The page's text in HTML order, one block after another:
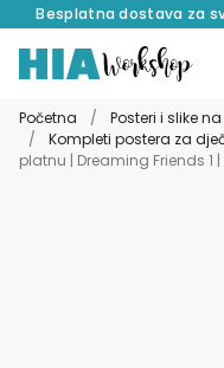
Besplatna dostava za
na
navigaciju
do
sadržaja
Početna / Posteri i slike
/
Kompleti postera za
platnu | Dreaming Friends 1 |